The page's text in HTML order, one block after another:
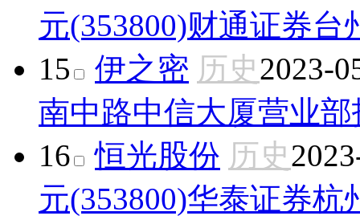
元(353800)财通证券台
15
伊之密 历史2023-
南中路中信大厦营业部
16
恒光股份 历史
元(353800)华泰证券杭